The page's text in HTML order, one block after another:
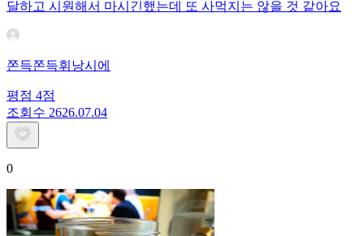
달하고 시원해서 마시긴했는데 또 사먹지는 않을 것 같아요
쫀득쫀득휘낭시에
평점 4점
조회수 2626.07.04
0